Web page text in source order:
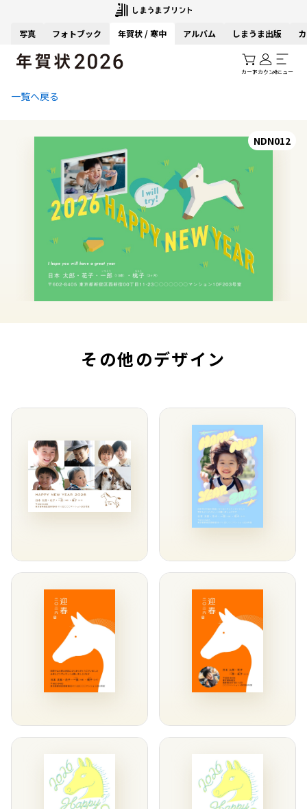
写真 フォトブック 年賀状 / 寒中 アルバム しまうま出版
カートアカウントメニュー
一覧へ戻る
NDN012
その他のデザイン